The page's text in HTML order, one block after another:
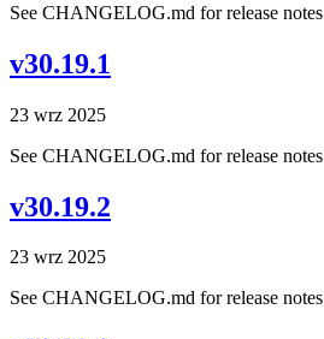
See CHANGELOG.md for release notes
v30.19.1
23 wrz 2025
See CHANGELOG.md for release notes
v30.19.2
23 wrz 2025
See CHANGELOG.md for release notes